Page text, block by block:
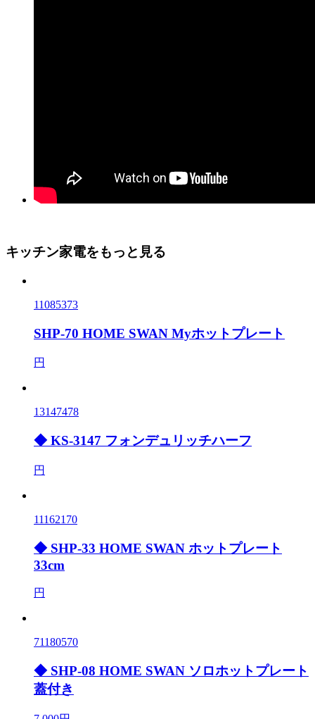
キッチン家電をもっと見る
11085373
SHP-70 HOME SWAN Myホットプレート
円
13147478
◆ KS-3147 フォンデュリッチハーフ
円
11162170
◆ SHP-33 HOME SWAN ホットプレート
33cm
円
71180570
◆ SHP-08 HOME SWAN ソロホットプレート
蓋付き